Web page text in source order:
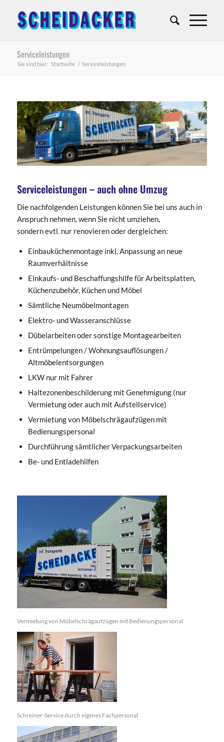
Serviceleistungen
Sie sind hier: Startseite / Serviceleistungen
Serviceleistungen – auch ohne Umzug
Die nachfolgenden Leistungen können Sie bei uns auch in
Anspruch nehmen, wenn Sie nicht umziehen,
sondern evtl. nur renovieren oder dergleichen:
Einbauküchenmontage inkl. Anpassung an neue
Raumverhältnisse
Einkaufs- und Beschaffungshilfe für Arbeitsplatten,
Küchenzubehör, Küchen und Möbel
Sämtliche Neumöbelmontagen
Elektro- und Wasseranschlüsse
Dübelarbeiten oder sonstige Montagearbeiten
Entrümpelungen / Wohnungsauflösungen /
Altmöbelentsorgungen
LKW nur mit Fahrer
Haltezonenbeschilderung mit Genehmigung (nur
Vermietung oder auch mit Aufstellservice)
Vermietung von Möbelschrägaufzügen mit
Bedienungspersonal
Durchführung sämtlicher Verpackungsarbeiten
Be- und Entladehilfen
Vermietung von Möbelschrägaufzügen mit Bedienungspersonal
Schreiner-Service durch eigenes Fachpersonal